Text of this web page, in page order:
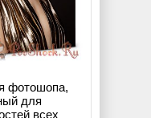
фотошопа,
для
всех